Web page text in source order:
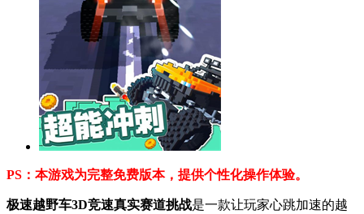
PS：本游戏为完整免费版本，提供个性化操作体验。
极速越野车3D竞速真实赛道挑战是一款让玩家心跳加速的越